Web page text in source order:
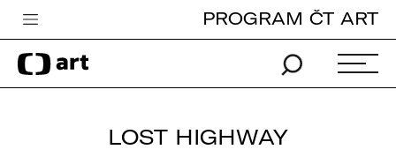
Česká televize
Zpravodajství
PROGRAM ČT ART
LOST HIGHWAY